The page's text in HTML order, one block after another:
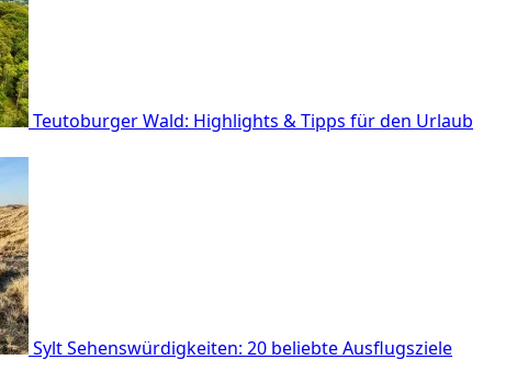
Teutoburger Wald: Highlights & Tipps für den Urlaub
Sylt Sehenswürdigkeiten: 20 beliebte Ausflugsziele